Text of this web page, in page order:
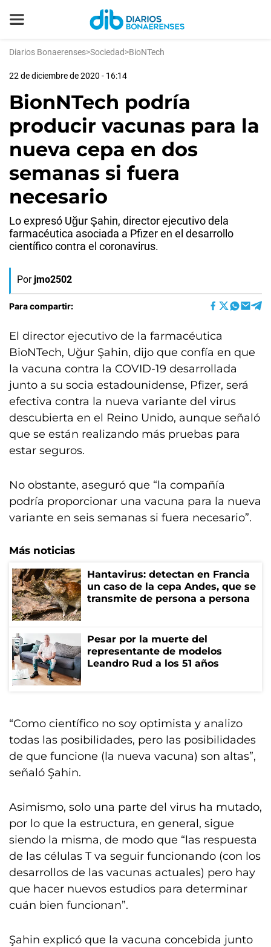
Diarios Bonaerenses>Sociedad>BioNTech
22 de diciembre de 2020 - 16:14
BionNTech podría
producir vacunas para la
nueva cepa en dos
semanas si fuera
necesario
Lo expresó Uğur Şahin, director ejecutivo dela
farmacéutica asociada a Pfizer en el desarrollo
científico contra el coronavirus.
Por jmo2502
Para compartir:
El director ejecutivo de la farmacéutica
BioNTech, Uğur Şahin, dijo que confía en que
la vacuna contra la COVID-19 desarrollada
junto a su socia estadounidense, Pfizer, será
efectiva contra la nueva variante del virus
descubierta en el Reino Unido, aunque señaló
que se están realizando más pruebas para
estar seguros.
No obstante, aseguró que “la compañía
podría proporcionar una vacuna para la nueva
variante en seis semanas si fuera necesario”.
Más noticias
Hantavirus: detectan en Francia
un caso de la cepa Andes, que se
transmite de persona a persona
Pesar por la muerte del
representante de modelos
Leandro Rud a los 51 años
“Como científico no soy optimista y analizo
todas las posibilidades, pero las posibilidades
de que funcione (la nueva vacuna) son altas”,
señaló Şahin.
Asimismo, solo una parte del virus ha mutado,
por lo que la estructura, en general, sigue
siendo la misma, de modo que “las respuesta
de las células T va seguir funcionando (con los
desarrollos de las vacunas actuales) pero hay
que hacer nuevos estudios para determinar
cuán bien funcionan”.
Şahin explicó que la vacuna concebida junto